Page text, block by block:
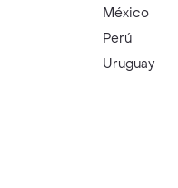
México
Perú
Uruguay